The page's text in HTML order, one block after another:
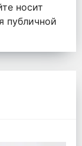
носит
публичной